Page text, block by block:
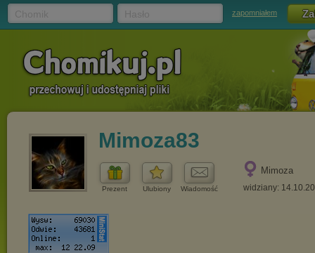
zapomniałem
Mimoza83
Prezent Ulubiony Wiadomość
Mimoza
widziany: